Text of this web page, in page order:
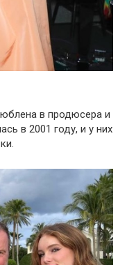
в продюсера и
в 2001 году, и у них